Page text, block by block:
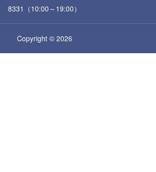
8331（10:00～19:00）
Copyright © 2026